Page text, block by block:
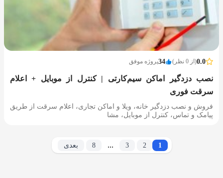
0.0(از 0 نظر) 34پروژه موفق
نصب دزدگیر اماکن سیم‌کارتی | کنترل از موبایل + اعلام
سرقت فوری
فروش و نصب دزدگیر خانه، ویلا و اماکن تجاری، اعلام سرقت از طریق
پیامک و تماس، کنترل از موبایل، مشا
1
2
3
...
8 بعدی